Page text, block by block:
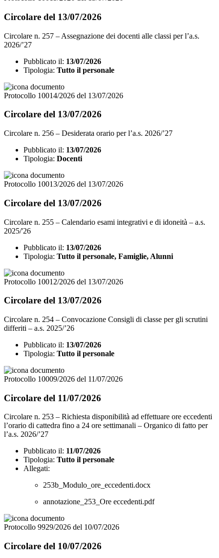
Circolare del 13/07/2026
Circolare n. 257 – Assegnazione dei docenti alle classi per l’a.s.
2026/’27
Pubblicato il: 13/07/2026
Tipologia: Tutto il personale
Protocollo 10014/2026 del 13/07/2026
Circolare del 13/07/2026
Circolare n. 256 – Desiderata orario per l’a.s. 2026/’27
Pubblicato il: 13/07/2026
Tipologia: Docenti
Protocollo 10013/2026 del 13/07/2026
Circolare del 13/07/2026
Circolare n. 255 – Calendario esami integrativi e di idoneità – a.s.
2025/'26
Pubblicato il: 13/07/2026
Tipologia: Tutto il personale, Famiglie, Alunni
Protocollo 10012/2026 del 13/07/2026
Circolare del 13/07/2026
Circolare n. 254 – Convocazione Consigli di classe per gli scrutini
differiti – a.s. 2025/’26
Pubblicato il: 13/07/2026
Tipologia: Tutto il personale
Protocollo 10009/2026 del 11/07/2026
Circolare del 11/07/2026
Circolare n. 253 – Richiesta disponibilità ad effettuare ore eccedenti
l’orario di cattedra fino a 24 ore settimanali – Organico di fatto per
l’a.s. 2026/’27
Pubblicato il: 11/07/2026
Tipologia: Tutto il personale
Allegati:
253b_Modulo_ore_eccedenti.docx
annotazione_253_Ore eccedenti.pdf
Protocollo 9929/2026 del 10/07/2026
Circolare del 10/07/2026